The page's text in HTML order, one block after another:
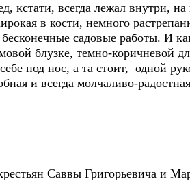
кстати, всегда лежал внутри, на
в кости, немного
садовые работы. И
блузке, темно-коричневой
под нос, а та стоит, одной
и всегда молчаливо-
Саввы Григорьевича и